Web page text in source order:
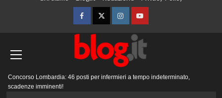
FacebookTwitterInstagramYouTube
principale
Concorso Lombardia: 46 posti per infermieri a tempo indeterminato,
scadenze imminenti!